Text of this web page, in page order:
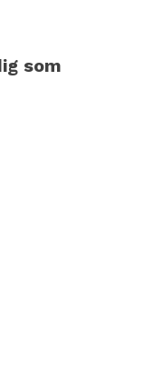
som